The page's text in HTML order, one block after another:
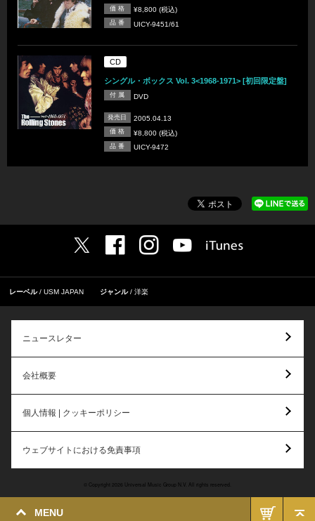
MENU
価 格 ¥8,800 (税込)
品 番 UICY-9451/61
CD
シングル・ボックス Vol. 3<1968-1971> [初回限定盤]
付 属 DVD
発売日 2005.04.13
価 格 ¥8,800 (税込)
品 番 UICY-9472
レーベル USM JAPAN ジャンル 洋楽
ニュースレター
会社概要
個人情報 | クッキーポリシー
ウェブサイトにおける免責事項
© Copyright 2026 Universal Music Group N.V. All rights reserved.